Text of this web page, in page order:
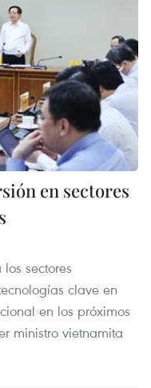
en sectores
sectores
clave en
en los próximos
ministro vietnamita